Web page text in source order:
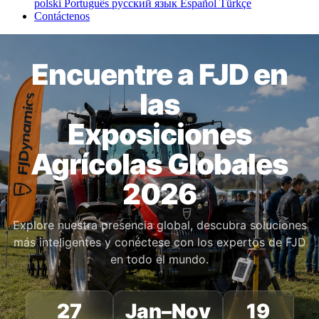
polski Português русский язык Español Türkçe
Contáctenos
Encuentre a FJD en
las
Exposiciones
Agrícolas Globales
2026
Explore nuestra presencia global, descubra soluciones
más inteligentes y conéctese con los expertos de FJD
en todo el mundo.
27 Jan–Nov 19